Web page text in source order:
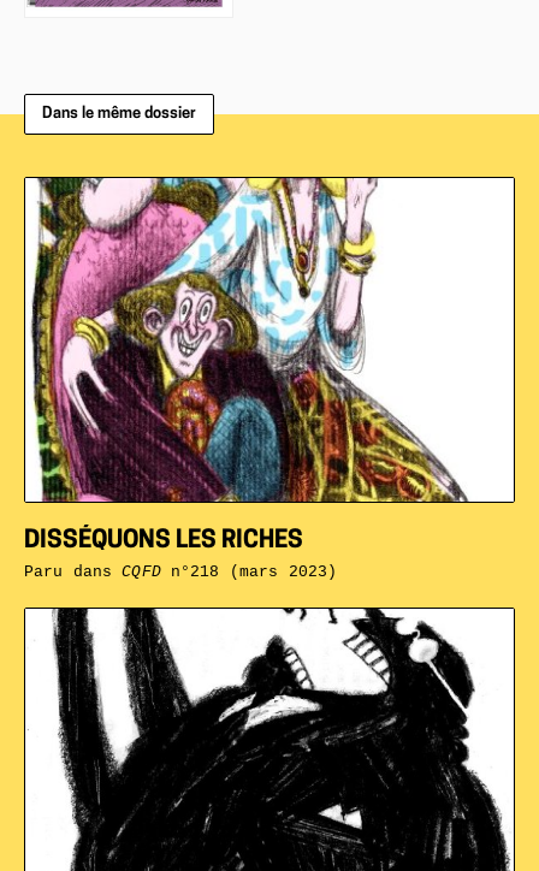
Dans le même dossier
DISSÉQUONS LES RICHES
Paru dansCQFDn°218 (mars 2023)